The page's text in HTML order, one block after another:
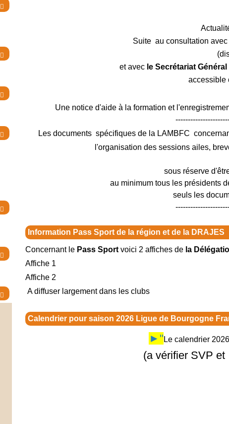







Suite au consultation
et avec le Secrétariat
accessible
Une notice d'aide à la formation et
Les documents spécifiques de la LAMBFC
l'organisation des sessions ailes,
sous réserve
au minimum tous les présidents
seuls les
Information Pass Sport de la région et de la DRAJES
Concernant le Pass Sport voici 2 affiches de la
Affiche 1
Affiche 2
A diffuser largement dans les clubs
Calendrier pour saison 2026 Ligue de Bourgogne
►" Le calendrier
(a vérifier SVP